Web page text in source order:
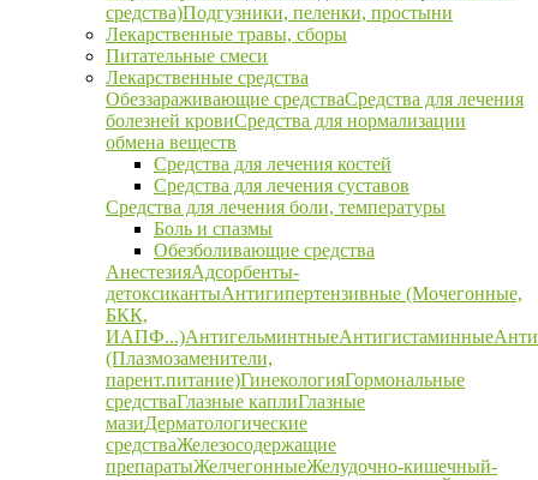
средства)Подгузники, пеленки, простыни
Лекарственные травы, сборы
Питательные смеси
Лекарственные средства
Обеззараживающие средстваСредства для лечения
болезней кровиСредства для нормализации
обмена веществ
Средства для лечения костей
Средства для лечения суставов
Средства для лечения боли, температуры
Боль и спазмы
Обезболивающие средства
АнестезияАдсорбенты-
детоксикантыАнтигипертензивные (Мочегонные,
БКК,
ИАПФ...)АнтигельминтныеАнтигистаминные
(Плазмозаменители,
парент.питание)ГинекологияГормональные
средстваГлазные каплиГлазные
мазиДерматологические
средстваЖелезосодержащие
препаратыЖелчегонныеЖелудочно-кишечный-